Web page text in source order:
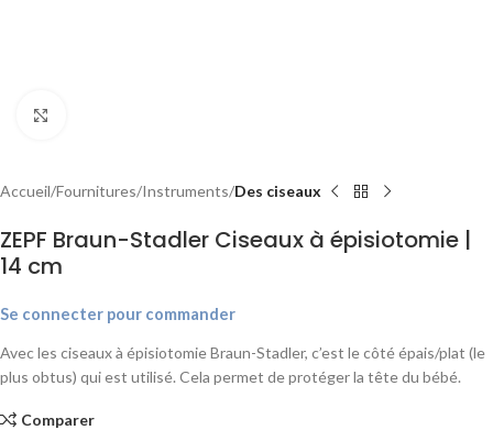
Accueil Fournitures Instruments Des ciseaux
ZEPF Braun-Stadler Ciseaux à épisiotomie |
14 cm
Se connecter pour commander
Avec les ciseaux à épisiotomie Braun-Stadler, c’est le côté épais/plat (le
plus obtus) qui est utilisé. Cela permet de protéger la tête du bébé.
Comparer